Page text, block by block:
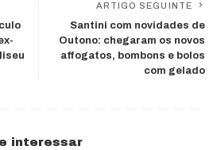
ARTIGO SEGUINTE
Santini com novidades de
Outono: chegaram os novos
affogatos, bombons e bolos
com gelado
interessar